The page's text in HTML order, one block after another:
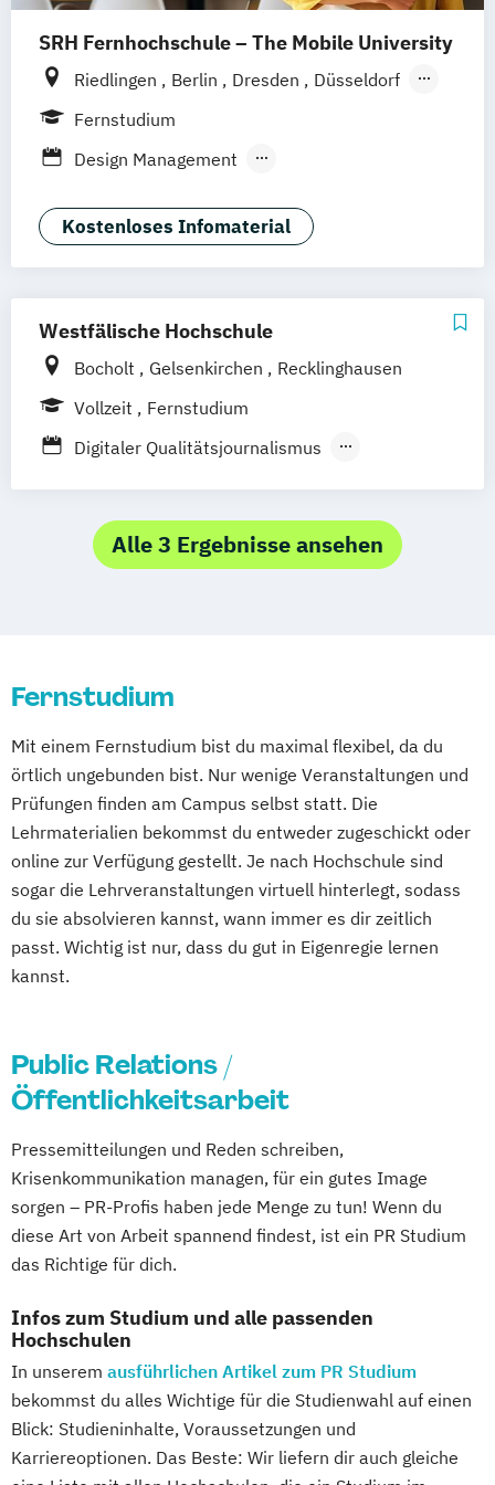
SRH Fernhochschule – The Mobile University
Riedlingen Berlin Dresden
Düsseldorf
Hamburg
Mannheim Wertheim
Frankfurt am Main Hamm
Fernstudium
Design Management
Kommunikation und Medienmanagement
Kommunikationsdesign
Mediendesign UX-Design
Kostenloses Infomaterial
Westfälische Hochschule
Bocholt Gelsenkirchen
Recklinghausen
Vollzeit
Fernstudium
Digitaler Qualitätsjournalismus
Medieninformatik
Alle 3 Ergebnisse ansehen
Fernstudium
Mit einem Fernstudium bist du maximal flexibel, da du
örtlich ungebunden bist. Nur wenige Veranstaltungen und
Prüfungen finden am Campus selbst statt. Die
Lehrmaterialien bekommst du entweder zugeschickt oder
online zur Verfügung gestellt. Je nach Hochschule sind
sogar die Lehrveranstaltungen virtuell hinterlegt, sodass
du sie absolvieren kannst, wann immer es dir zeitlich
passt. Wichtig ist nur, dass du gut in Eigenregie lernen
kannst.
Public Relations /
Öffentlichkeitsarbeit
Pressemitteilungen und Reden schreiben,
Krisenkommunikation managen, für ein gutes Image
sorgen – PR-Profis haben jede Menge zu tun! Wenn du
diese Art von Arbeit spannend findest, ist ein PR Studium
das Richtige für dich.
Infos zum Studium und alle passenden
Hochschulen
In unserem ausführlichen Artikel zum PR Studium
bekommst du alles Wichtige für die Studienwahl auf einen
Blick: Studieninhalte, Voraussetzungen und
Karriereoptionen. Das Beste: Wir liefern dir auch gleiche